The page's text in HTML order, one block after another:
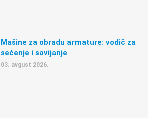
Mašine za obradu armature: vodič za
sečenje i savijanje
03. avgust 2026.